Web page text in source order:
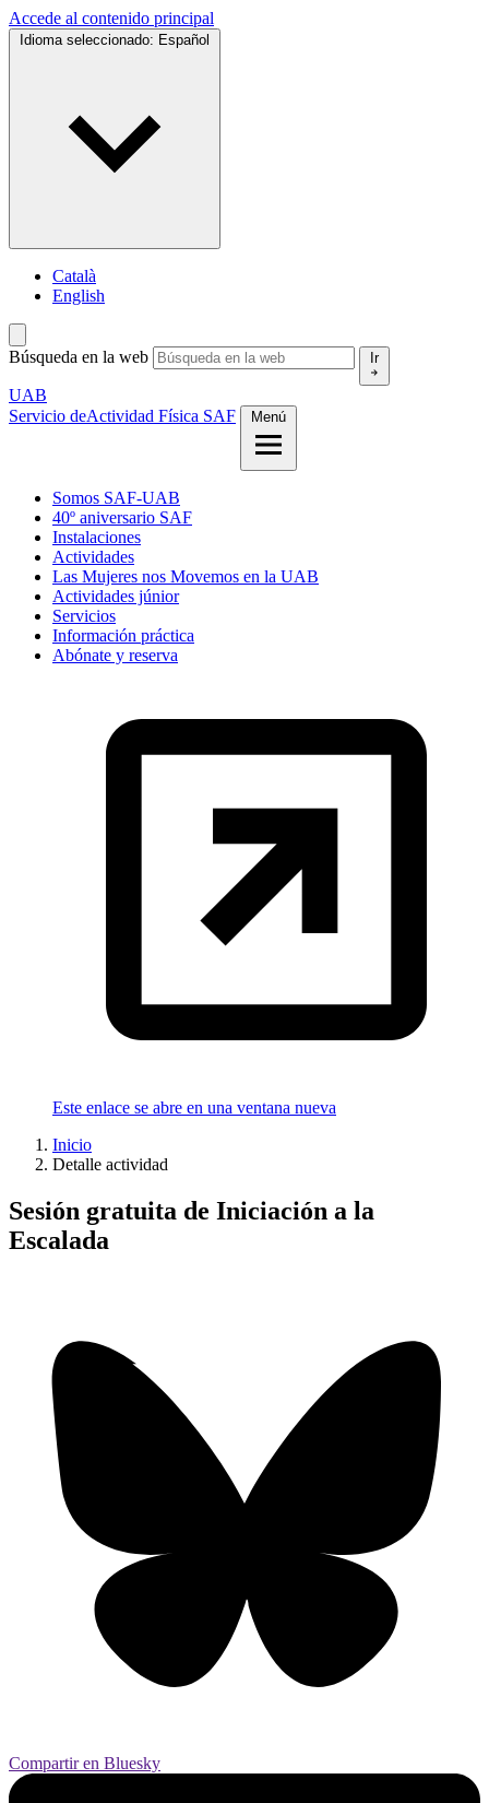
Accede al contenido principal
Idioma seleccionado: Español
Català
English
Búsqueda en la web Ir
UAB
Servicio deActividad Física SAF Menú
Somos SAF-UAB
40º aniversario SAF
Instalaciones
Actividades
Las Mujeres nos Movemos en la UAB
Actividades júnior
Servicios
Información práctica
Abónate y reserva
Este enlace se abre en una ventana nueva
Inicio
Detalle actividad
Sesión gratuita de Iniciación a la
Escalada
Compartir en Bluesky